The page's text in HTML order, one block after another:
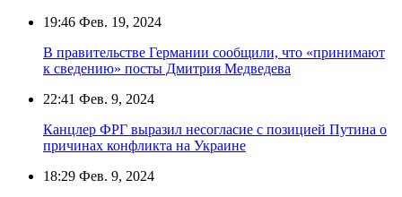
19:46 Фев. 19, 2024
В правительстве Германии сообщили, что «принимают
к сведению» посты Дмитрия Медведева
22:41 Фев. 9, 2024
Канцлер ФРГ выразил несогласие с позицией Путина о
причинах конфликта на Украине
18:29 Фев. 9, 2024